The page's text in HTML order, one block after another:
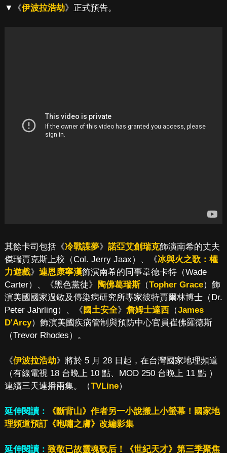
▼《伊波拉浩劫》正式預告。
其餘卡司包括《冷戰諜夢》 諾亞艾創瑞克飾演南希的丈夫
傑瑞賈克斯上校（Col. Jerry Jaax）、《冰與火之歌：權
力遊戲》 連恩康寧漢飾演南希的同事韋德卡特（Wade
Carter）、《黑色黨徒》 陶佛葛瑞斯（Topher Grace）飾
演美國國家過敏及傳染病研究所專家彼特賈爾林博士（Dr.
Peter Jahrling）、《 國土安全》 詹姆士達西（James
D'Arcy）飾演美國疾病管制與預防中心官員崔佛羅德斯
（Trevor Rhodes）。
《伊波拉浩劫》將於 5 月 28 日起，在台灣國家地理頻道
（有線電視 18 台晚上 10 點、MOD 250 台晚上 11 點 ）
連續三天連播兩集。（TVLine）
延伸閱讀：
《斷背山》作者另一小說搬上小螢幕！國家地
理頻道預訂《咆嘯之膚》改編影集
延伸閱讀： 致敬已故靈魂歌后！《世紀天才》第三季聚焦